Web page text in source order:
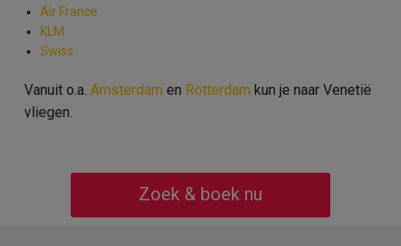
Air France
KLM
Swiss
Vanuit o.a. Amsterdam en Rotterdam kun je naar Venetië
vliegen.
Zoek & boek nu